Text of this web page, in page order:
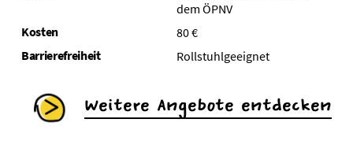
dem ÖPNV
Kosten
80 €
Barrierefreiheit
Rollstuhlgeeignet
Weitere Angebote entdecken